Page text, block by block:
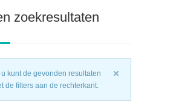
zoekresultaten
kunt de gevonden resultaten
de filters aan de rechterkant.